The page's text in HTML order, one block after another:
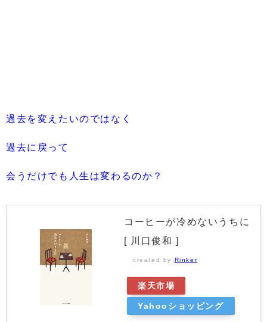
過去を変えたいのではなく
過去に戻って
会うだけでも人生は変わるのか？
コーヒーが冷めないうちに
[ 川口俊和 ]
created by Rinker
楽天市場
Yahooショッピング